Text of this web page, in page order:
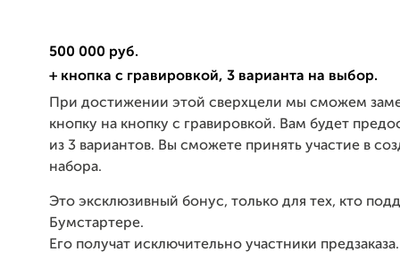
500 000 руб.
+ кнопка с гравировкой, 3 варианта на выбор.
При достижении этой сверхцели мы сможем
кнопку на кнопку с гравировкой. Вам будет
из 3 вариантов. Вы сможете принять участие в
набора.
Это эксклюзивный бонус, только для тех, кто
Бумстартере.
Его получат исключительно участники предзаказа.